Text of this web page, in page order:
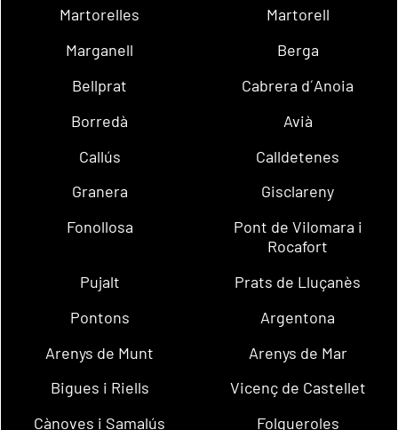
Martorelles
Martorell
Marganell
Berga
Bellprat
Cabrera d´Anoia
Borredà
Avià
Callús
Calldetenes
Granera
Gisclareny
Fonollosa
Pont de Vilomara i
Rocafort
Pujalt
Prats de Lluçanès
Pontons
Argentona
Arenys de Munt
Arenys de Mar
Bigues i Riells
Vicenç de Castellet
Cànoves i Samalús
Folgueroles